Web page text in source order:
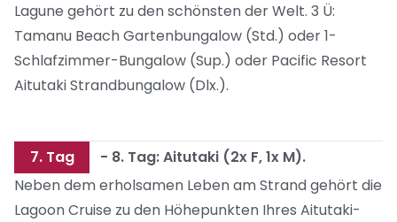
Lagune gehört zu den schönsten der Welt. 3 Ü:
Tamanu Beach Gartenbungalow (Std.) oder 1-
Schlafzimmer-Bungalow (Sup.) oder Pacific Resort
Aitutaki Strandbungalow (Dlx.).
7. Tag
- 8. Tag: Aitutaki (2x F, 1x M).
Neben dem erholsamen Leben am Strand gehört die
Lagoon Cruise zu den Höhepunkten Ihres Aitutaki-